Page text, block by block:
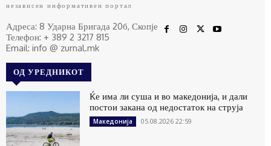
независен информативен портал
Адреса: 8 Ударна Бригада 20б, Скопје
Телефон: + 389 2 3217 815
Email: info @ zurnal.mk
ОД УРЕДНИКОТ
Ќе има ли суша и во македонија, и дали
постои закана од недостаток на струја
Македонија 05.08.2026 22:59